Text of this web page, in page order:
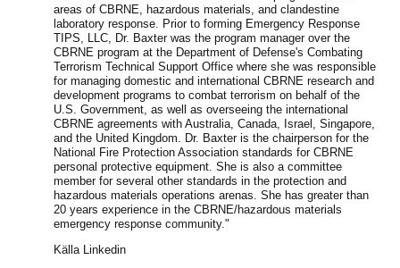
areas of CBRNE, hazardous materials, and clandestine
laboratory response. Prior to forming Emergency Response
TIPS, LLC, Dr. Baxter was the program manager over the
CBRNE program at the Department of Defense's Combating
Terrorism Technical Support Office where she was responsible
for managing domestic and international CBRNE research and
development programs to combat terrorism on behalf of the
U.S. Government, as well as overseeing the international
CBRNE agreements with Australia, Canada, Israel, Singapore,
and the United Kingdom. Dr. Baxter is the chairperson for the
National Fire Protection Association standards for CBRNE
personal protective equipment. She is also a committee
member for several other standards in the protection and
hazardous materials operations arenas. She has greater than
20 years experience in the CBRNE/hazardous materials
emergency response community."
Källa Linkedin